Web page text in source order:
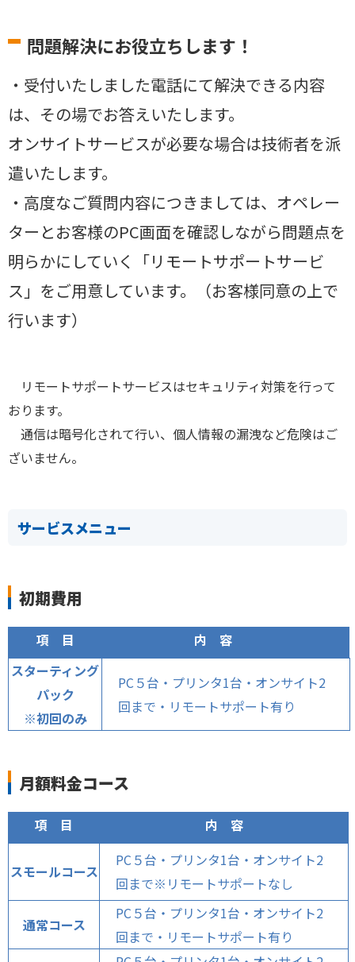
問題解決にお役立ちします！
・受付いたしました電話にて解決できる内容
は、その場でお答えいたします。
オンサイトサービスが必要な場合は技術者を派
遣いたします。
・高度なご質問内容につきましては、オペレー
ターとお客様のPC画面を確認しながら問題点を
明らかにしていく「リモートサポートサービ
ス」をご用意しています。（お客様同意の上で
行います）
リモートサポートサービスはセキュリティ対策を行って
おります。
通信は暗号化されて行い、個人情報の漏洩など危険はご
ざいません。
サービスメニュー
初期費用
項 目
内 容
スターティング
パック
※初回のみ
PC５台・プリンタ1台・オンサイト2
回まで・リモートサポート有り
月額料金コース
項 目 内 容
スモールコース
PC５台・プリンタ1台・オンサイト2
回まで※リモートサポートなし
通常コース
PC５台・プリンタ1台・オンサイト2
回まで・リモートサポート有り